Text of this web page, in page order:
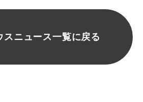
スニュース一覧に戻る